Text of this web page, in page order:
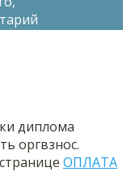
диплома
оргвзнос.
ОПЛАТА